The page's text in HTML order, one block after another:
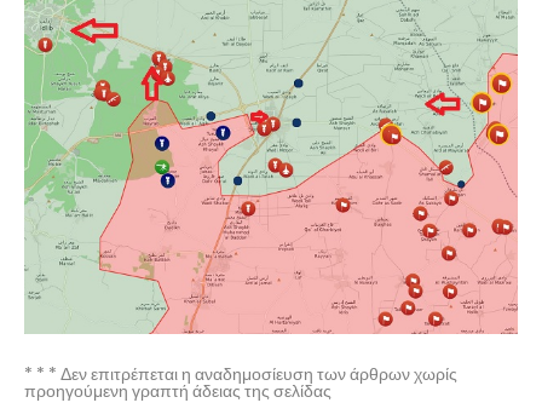
* * * Δεν επιτρέπεται η αναδημοσίευση των άρθρων χωρίς
προηγούμενη γραπτή άδειας της σελίδας